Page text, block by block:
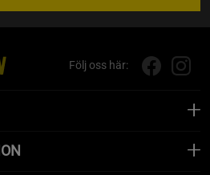
Följ oss här: